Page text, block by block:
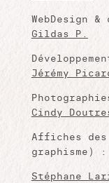
WebDesign
Gildas P.
Jérémy
Cindy
Affiches
graphisme) :
Stéphane